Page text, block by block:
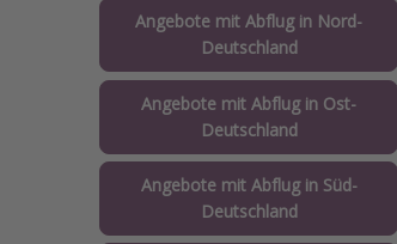
Angebote mit Abflug in Nord-
Deutschland
Angebote mit Abflug in Ost-
Deutschland
Angebote mit Abflug in Süd-
Deutschland